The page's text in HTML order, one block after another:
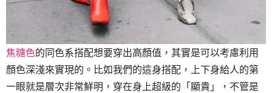
焦糖色的同色系搭配想要穿出高顏值，其實是可以考慮利用
顏色深淺來實現的。比如我們的這身搭配，上下身給人的第
一眼就是層次非常鮮明，穿在身上超級的「顯貴」，不管是